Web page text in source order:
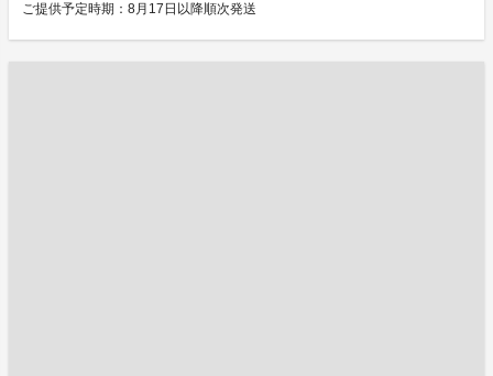
ご提供予定時期：8月17日以降順次発送